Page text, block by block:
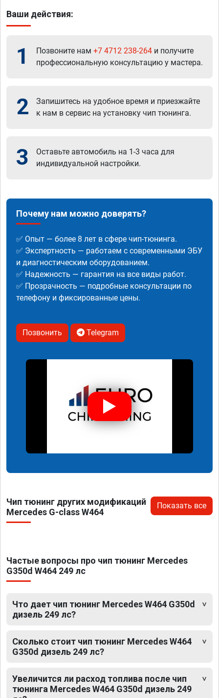
Ваши действия:
1 Позвоните нам +7 4712 238-264 и получите
профессиональную консультацию у мастера.
2
Запишитесь на удобное время и приезжайте
к нам в сервис на установку чип тюнинга.
3
Оставьте автомобиль на 1-3 часа для
индивидуальной настройки.
Почему нам можно доверять?
✅ Опыт — более 8 лет в сфере чип-тюнинга.
✅ Экспертность — работаем с современными ЭБУ
и диагностическим оборудованием.
✅ Надежность — гарантия на все виды работ.
✅ Прозрачность — подробные консультации по
телефону и фиксированные цены.
Позвонить Telegram
Чип тюнинг других модификаций
Mercedes G-class W464
Показать все
Частые вопросы про чип тюнинг Mercedes
G350d W464 249 лс
Что дает чип тюнинг Mercedes W464 G350d
дизель 249 лс?
Сколько стоит чип тюнинг Mercedes W464
G350d дизель 249 лс?
Увеличится ли расход топлива после чип
тюнинга Mercedes W464 G350d дизель 249